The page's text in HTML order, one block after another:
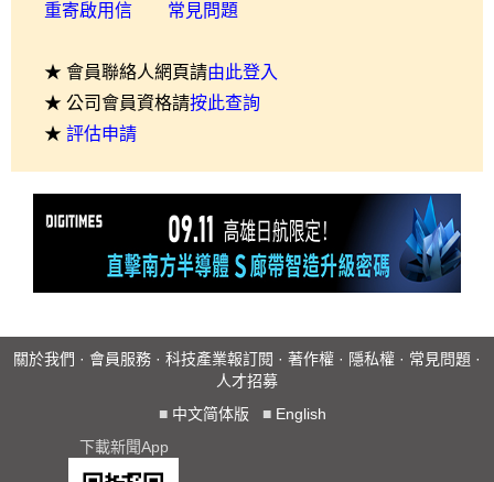
重寄啟用信 常見問題
★ 會員聯絡人網頁請由此登入
★ 公司會員資格請按此查詢
★ 評估申請
關於我們 · 會員服務 · 科技產業報訂閱 · 著作權 · 隱私權 · 常見問題 ·
人才招募
■ 中文简体版 ■ English
下載新聞App